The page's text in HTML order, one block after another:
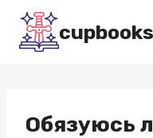
Перейти
содержимому
Обязуюсь